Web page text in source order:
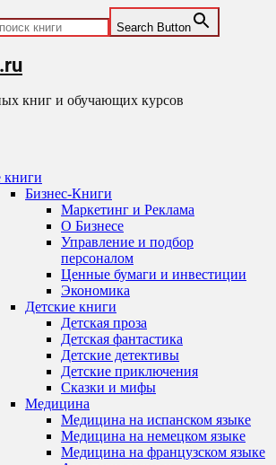
Search Button
книг и обучающих курсов
книги
Бизнес-Книги
Маркетинг и Реклама
О Бизнесе
Управление и подбор
персоналом
Ценные бумаги и инвестиции
Экономика
Детские книги
Детская проза
Детская фантастика
Детские детективы
Детские приключения
Сказки и мифы
Медицина
Медицина на испанском языке
Медицина на немецком языке
Медицина на французском языке